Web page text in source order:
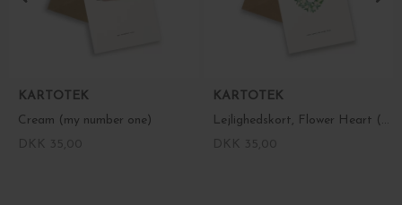
KARTOTEK
Cream (my number one)
KARTOTEK
Lejlighedskort, Flower Heart (very sorry for your loss)